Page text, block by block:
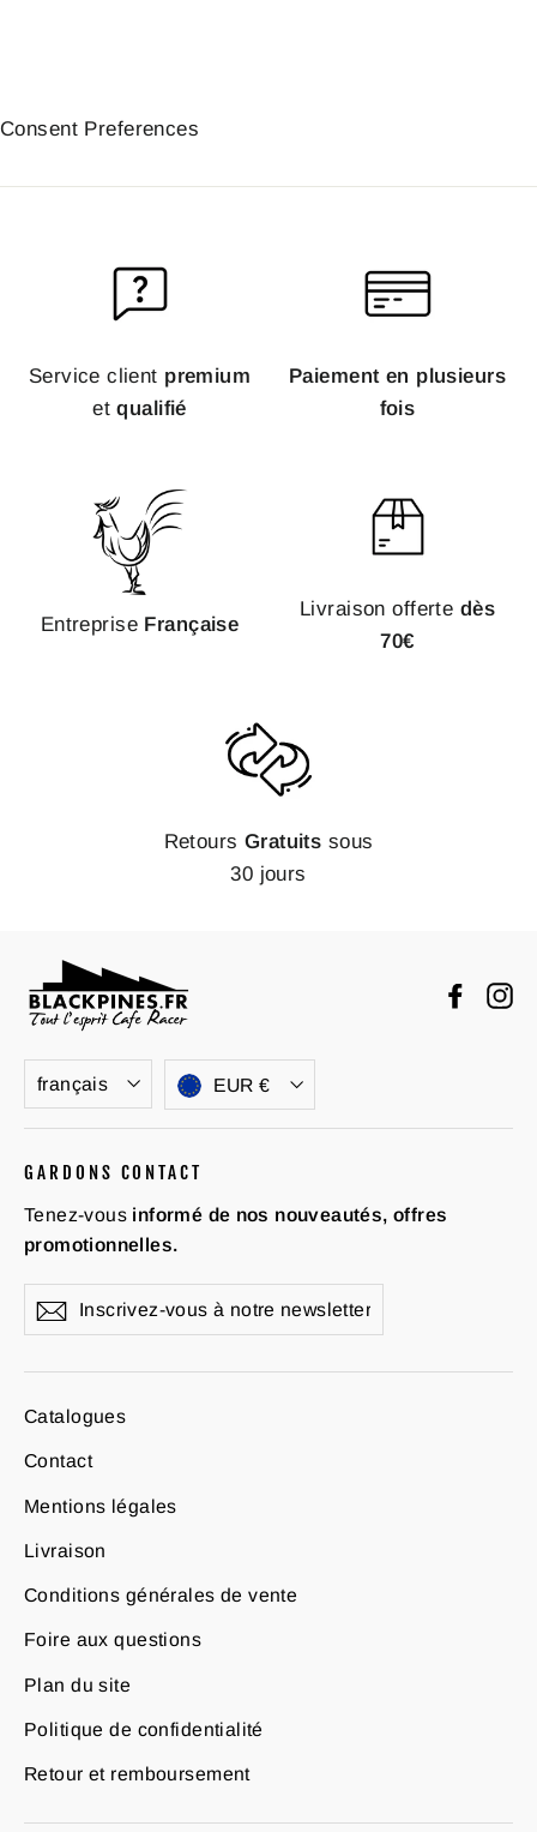
Consent Preferences
Service client premium
etqualifié
Paiement en plusieurs
fois
Entreprise Française
Livraison offerte dès
70€
Retours Gratuits sous
30 jours
Langue
français Devise
EUR €
GARDONS CONTACT
Tenez-vousinformé de nos nouveautés, offres
promotionnelles.
Inscrivez-
vous
notre
S'inscrire
Catalogues
Contact
Mentions légales
Livraison
Conditions générales de vente
Foire aux questions
Plan du site
Politique de confidentialité
Retour et remboursement